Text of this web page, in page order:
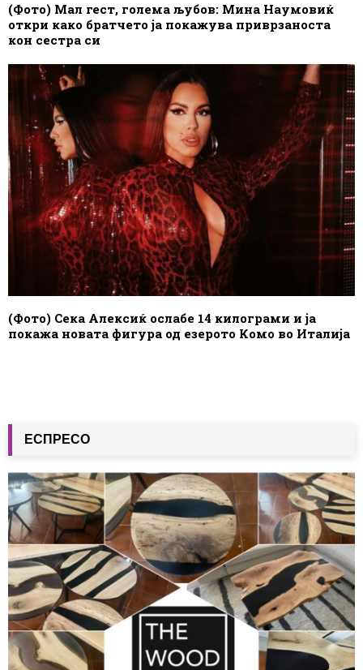
(Фото) Мал гест, голема љубов: Мина Наумовиќ
откри како братчето ја покажува приврзаноста
кон сестра си
(Фото) Сека Алексиќ ослабе 14 килограми и ја
покажа новата фигура од езерото Комо во Италија
ЕСПРЕСО